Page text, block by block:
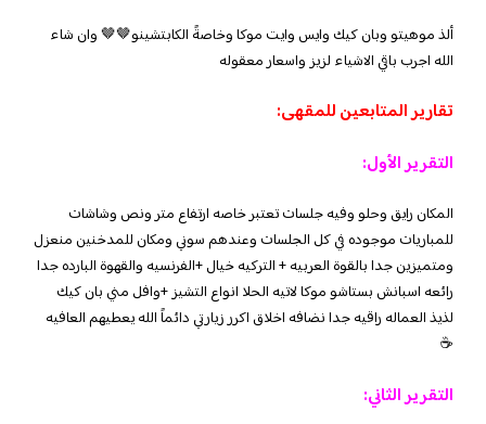
ألذ موهيتو وبان كيك وايس وايت موكا وخاصةً الكابتشينو🤎🤎 وان شاء
الله اجرب باقي الاشياء لزيز واسعار معقوله
تقارير المتابعين للمقهى:
التقرير الأول:
المكان رايق وحلو وفيه جلسات تعتبر خاصه ارتفاع متر ونص وشاشات
للمباريات موجوده في كل الجلسات وعندهم سوني ومكان للمدخنين منعزل
ومتميزين جدا بالقوة العربيه + التركيه خيال +الفرنسيه والقهوة البارده جدا
رائعه اسبانش بستاشو موكا لاتيه الحلا انواع التشيز +وافل مني بان كيك
لذيذ العماله راقيه جدا نضافه اخلاق اكرر زيارتي دائماً الله يعطيهم العافيه
☕
التقرير الثاني: